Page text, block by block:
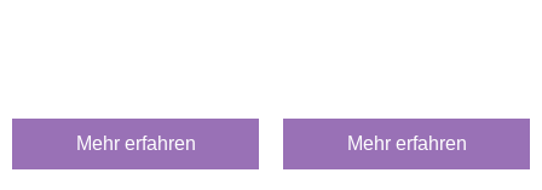
Mehr erfahren Mehr erfahren